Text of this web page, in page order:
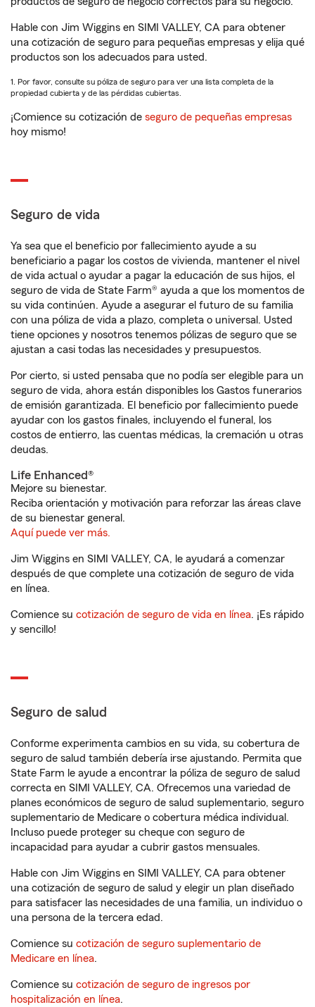
Hable con Jim Wiggins en SIMI VALLEY, CA para obtener
una cotización de seguro para pequeñas empresas y elija qué
productos son los adecuados para usted.
1. Por favor, consulte su póliza de seguro para ver una lista completa de la
propiedad cubierta y de las pérdidas cubiertas.
¡Comience su cotización de seguro de pequeñas empresas
hoy mismo!
Seguro de vida
Ya sea que el beneficio por fallecimiento ayude a su
beneficiario a pagar los costos de vivienda, mantener el nivel
de vida actual o ayudar a pagar la educación de sus hijos, el
seguro de vida de State Farm® ayuda a que los momentos de
su vida continúen. Ayude a asegurar el futuro de su familia
con una póliza de vida a plazo, completa o universal. Usted
tiene opciones y nosotros tenemos pólizas de seguro que se
ajustan a casi todas las necesidades y presupuestos.
Por cierto, si usted pensaba que no podía ser elegible para un
seguro de vida, ahora están disponibles los Gastos funerarios
de emisión garantizada. El beneficio por fallecimiento puede
ayudar con los gastos finales, incluyendo el funeral, los
costos de entierro, las cuentas médicas, la cremación u otras
deudas.
Life Enhanced®
Mejore su bienestar.
Reciba orientación y motivación para reforzar las áreas clave
de su bienestar general.
Aquí puede ver más.
Jim Wiggins en SIMI VALLEY, CA, le ayudará a comenzar
después de que complete una cotización de seguro de vida
en línea.
Comience su cotización de seguro de vida en línea. ¡Es rápido
y sencillo!
Seguro de salud
Conforme experimenta cambios en su vida, su cobertura de
seguro de salud también debería irse ajustando. Permita que
State Farm le ayude a encontrar la póliza de seguro de salud
correcta en SIMI VALLEY, CA. Ofrecemos una variedad de
planes económicos de seguro de salud suplementario, seguro
suplementario de Medicare o cobertura médica individual.
Incluso puede proteger su cheque con seguro de
incapacidad para ayudar a cubrir gastos mensuales.
Hable con Jim Wiggins en SIMI VALLEY, CA para obtener
una cotización de seguro de salud y elegir un plan diseñado
para satisfacer las necesidades de una familia, un individuo o
una persona de la tercera edad.
Comience su cotización de seguro suplementario de
Medicare en línea.
Comience su cotización de seguro de ingresos por
hospitalización en línea.